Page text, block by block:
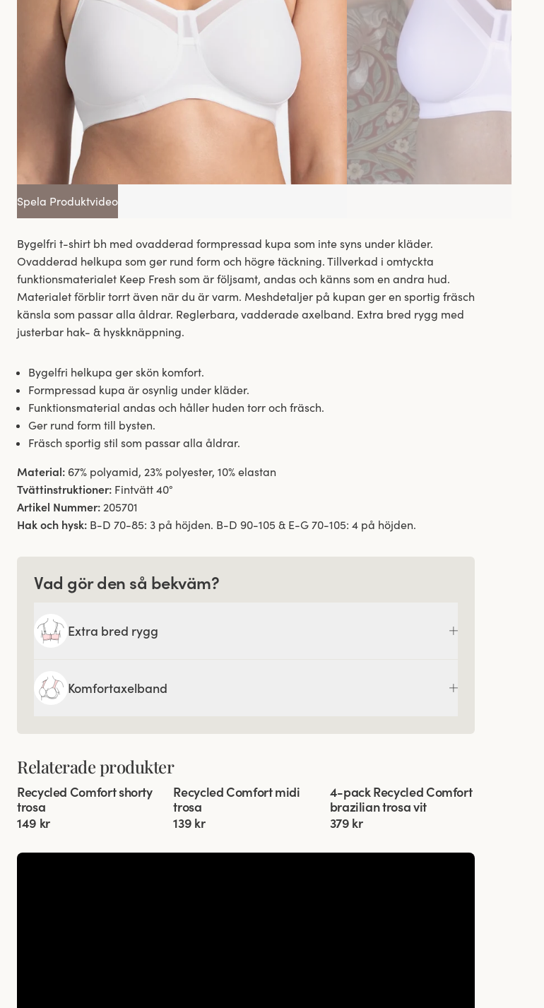
Spela Produktvideo
Bygelfri t-shirt bh med ovadderad formpressad kupa som inte syns under kläder.
Ovadderad helkupa som ger rund form och högre täckning. Tillverkad i omtyckta
funktionsmaterialet Keep Fresh som är följsamt, andas och känns som en andra hud.
Materialet förblir torrt även när du är varm. Meshdetaljer på kupan ger en sportig fräsch
känsla som passar alla åldrar. Reglerbara, vadderade axelband. Extra bred rygg med
justerbar hak- & hyskknäppning.
Bygelfri helkupa ger skön komfort.
Formpressad kupa är osynlig under kläder.
Funktionsmaterial andas och håller huden torr och fräsch.
Ger rund form till bysten.
Fräsch sportig stil som passar alla åldrar.
Material: 67% polyamid, 23% polyester, 10% elastan
Tvättinstruktioner: Fintvätt 40°
Artikel Nummer: 205701
Hak och hysk: B-D 70-85: 3 på höjden. B-D 90-105 & E-G 70-105: 4 på höjden.
Vad gör den så bekväm?
Extra bred rygg
Komfortaxelband
Relaterade produkter
Viewing image 1 of 3
4 för 3
Recycled Comfort shorty
trosa
149 kr
Viewing image 1 of 3
4 för 3
Recycled Comfort midi
trosa
139 kr
Viewing image 1 of 3
4-pack Recycled Comfort
brazilian trosa vit
379 kr